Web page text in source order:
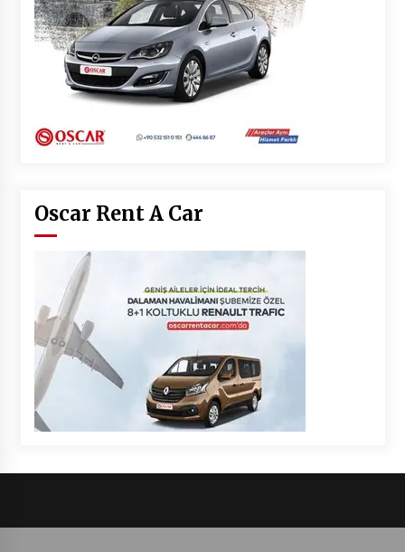
Oscar Rent A Car